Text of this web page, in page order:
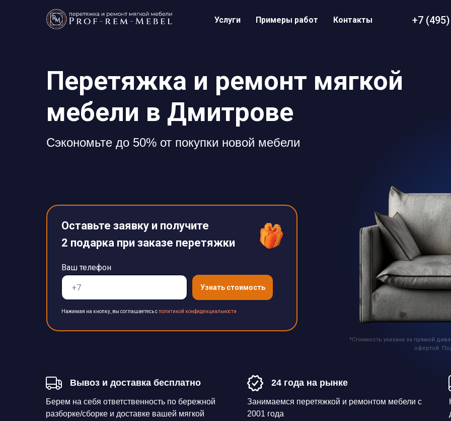
Услуги Примеры работ Контакты +7
Берем на себя ответственность по бережной
разборке/сборке и доставке вашей мягкой
Вывоз и доставка бесплатно
Занимаемся перетяжкой и ремонтом мебели с
2001 года
24 года на рынке
Ваш телефон
Узнать стоимость
Нажимая на кнопку, вы соглашаетесь с политикой конфиденциальности
Оставьте заявку и получите
2 подарка при заказе перетяжки
Перетяжка и ремонт мягкой
мебели в Дмитрове
Cэкономьте до 50% от покупки новой мебели
*Стоимость указана за прямой
офертой.